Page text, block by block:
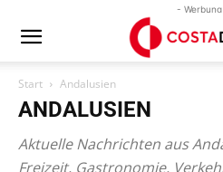
-
Start Andalusien
ANDALUSIEN
Aktuelle Nachrichten aus
Freizeit, Gastronomie,